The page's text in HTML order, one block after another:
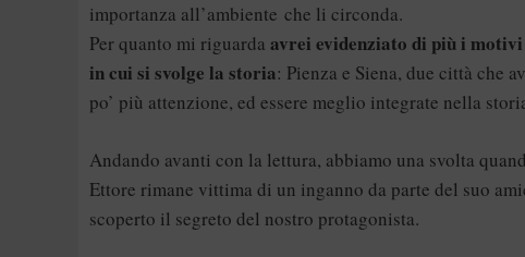
importanza all’ambiente che li circonda.
Per quanto mi riguarda avrei evidenziato di più i
in cui si svolge la storia: Pienza e Siena, due città che
po’ più attenzione, ed essere meglio integrate nella
Andando avanti con la lettura, abbiamo una svolta
Ettore rimane vittima di un inganno da parte del suo
scoperto il segreto del nostro protagonista.